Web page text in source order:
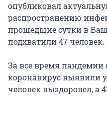
опубликовал
распространению
прошедшие сутки в
подхватили 47
За все время пандемии
коронавирус выявили у
человек выздоровел, а